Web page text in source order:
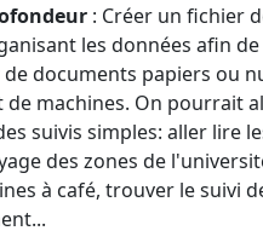
: Créer un fichier
les données afin
documents papiers ou
de machines. On pourrait
suivis simples: aller lire
des zones de
à café, trouver le suivi